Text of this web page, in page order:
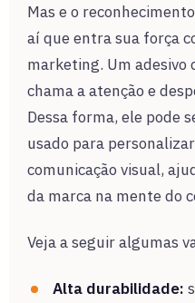
Mas e o
aí que entra sua força
marketing. Um adesivo
chama a atenção e
Dessa forma, ele pode
usado para
comunicação visual,
da marca na mente do
Veja a seguir algumas
Alta durabilidade: